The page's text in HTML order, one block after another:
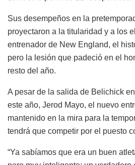
Sus desempeños en la
proyectaron a la titularidad y a los
entrenador de New England, el
pero la lesión que padeció en el
resto del año.
A pesar de la salida de Belichick
este año, Jerod Mayo, el nuevo
mantenido en la mira para la
tendrá que competir por el puesto
“Ya sabíamos que era un buen